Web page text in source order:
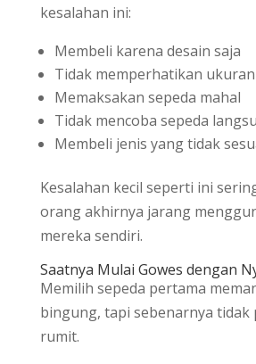
kesalahan ini:
Membeli karena desain saja
Tidak memperhatikan
Memaksakan sepeda mahal
Tidak mencoba sepeda
Membeli jenis yang tidak
Kesalahan kecil seperti ini
orang akhirnya jarang
mereka sendiri.
Saatnya Mulai Gowes dengan
Memilih sepeda pertama
bingung, tapi sebenarnya tidak
rumit.